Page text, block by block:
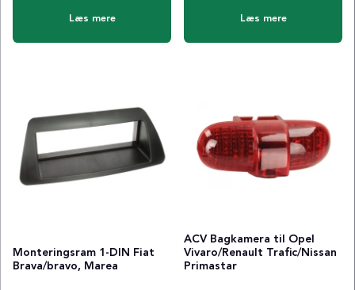
Læs mere Læs mere
Monteringsram 1-DIN Fiat
Brava/bravo, Marea
ACV Bagkamera til Opel
Vivaro/Renault Trafic/Nissan
Primastar